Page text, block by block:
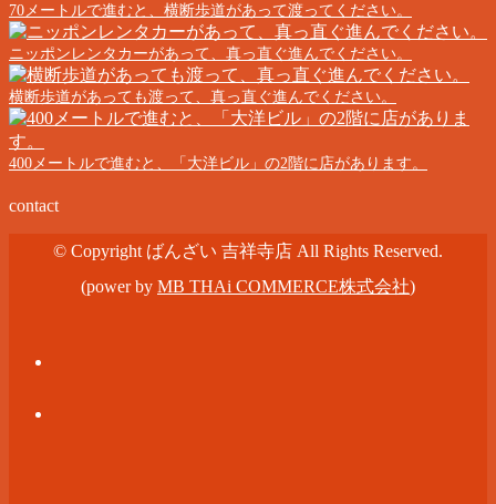
70メートルで進むと、横断歩道があって渡ってください。
ニッポンレンタカーがあって、真っ直ぐ進んでください。
横断歩道があっても渡って、真っ直ぐ進んでください。
400メートルで進むと、「大洋ビル」の2階に店があります。
contact
© Copyright ばんざい 吉祥寺店 All Rights Reserved.
(power by MB THAi COMMERCE株式会社)